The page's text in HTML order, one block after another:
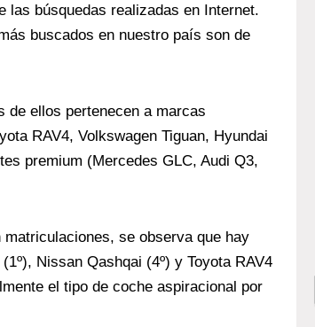
las búsquedas realizadas en Internet.
buscados en nuestro país son de
de ellos pertenecen a marcas
RAV4, Volkswagen Tiguan, Hyundai
premium (Mercedes GLC, Audi Q3,
se observa que hay
Nissan Qashqai (4º) y Toyota RAV4
el tipo de coche aspiracional por